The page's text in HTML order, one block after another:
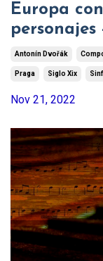
Europa
Antonín Dvořák
Praga Siglo Xix
Nov 21, 2022